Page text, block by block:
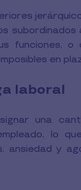
subordinados
funciones, o
en
laboral
una
lo
ansiedad y